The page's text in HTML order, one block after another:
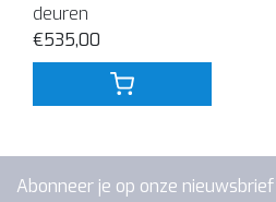
deuren
€535,00
Abonneer je op onze nieuwsbrief